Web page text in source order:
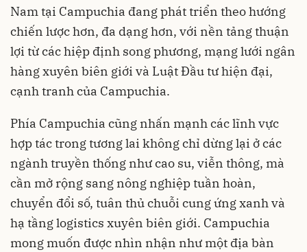
Nam tại Campuchia đang phát triển theo hướng
chiến lược hơn, đa dạng hơn, với nền tảng thuận
lợi từ các hiệp định song phương, mạng lưới ngân
hàng xuyên biên giới và Luật Đầu tư hiện đại,
cạnh tranh của Campuchia.
Phía Campuchia cũng nhấn mạnh các lĩnh vực
hợp tác trong tương lai không chỉ dừng lại ở các
ngành truyền thống như cao su, viễn thông, mà
cần mở rộng sang nông nghiệp tuần hoàn,
chuyển đổi số, tuân thủ chuỗi cung ứng xanh và
hạ tầng logistics xuyên biên giới. Campuchia
mong muốn được nhìn nhận như một địa bàn